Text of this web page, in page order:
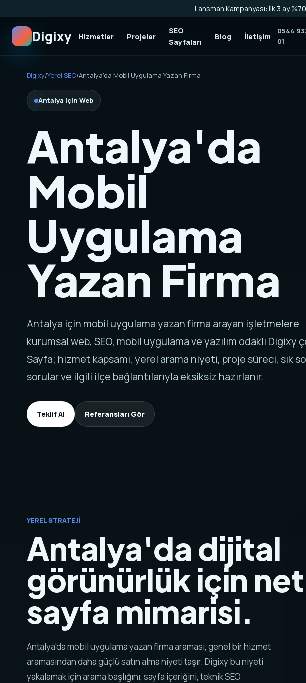
Lansman Kampanyası: İlk 3 ay
Digixy Hizmetler Projeler
SEO
Sayfaları
Blog İletişim
0544
01
Digixy/Yerel SEO/Antalya'da Mobil Uygulama Yazan Firma
Antalya için Web
Antalya'da
Mobil
Uygulama
Yazan Firma
Antalya için mobil uygulama yazan firma arayan işletmelere
kurumsal web, SEO, mobil uygulama ve yazılım odaklı Digixy
Sayfa; hizmet kapsamı, yerel arama niyeti, proje süreci, sık
sorular ve ilgili ilçe bağlantılarıyla eksiksiz hazırlanır.
Teklif Al Referansları Gör
YEREL STRATEJI
Antalya'da dijital
görünürlük için net
sayfa mimarisi.
Antalya'da mobil uygulama yazan firma araması, genel bir hizmet
aramasından daha güçlü satın alma niyeti taşır. Digixy bu niyeti
yakalamak için arama başlığını, sayfa içeriğini, teknik SEO